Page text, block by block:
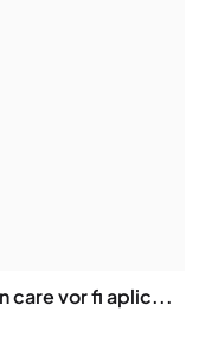
care vor fi aplic...